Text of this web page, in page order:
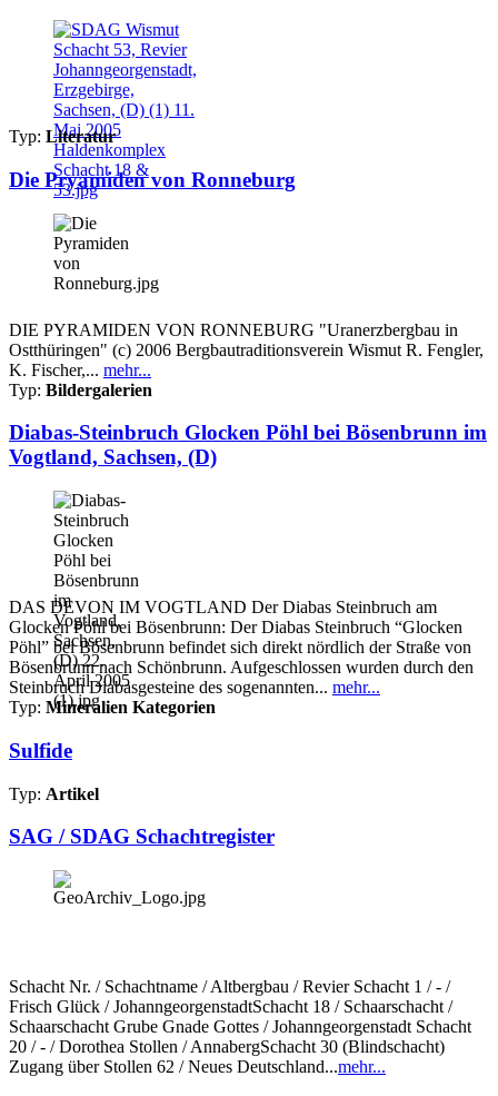
Typ: Literatur
Die Pryamiden von Ronneburg
DIE PYRAMIDEN VON RONNEBURG "Uranerzbergbau in
Ostthüringen" (c) 2006 Bergbautraditionsverein Wismut R. Fengler,
K. Fischer,... mehr...
Typ: Bildergalerien
Diabas-Steinbruch Glocken Pöhl bei Bösenbrunn im
Vogtland, Sachsen, (D)
DAS DEVON IM VOGTLAND Der Diabas Steinbruch am
Glocken Pöhl bei Bösenbrunn: Der Diabas Steinbruch “Glocken
Pöhl” bei Bösenbrunn befindet sich direkt nördlich der Straße von
Bösenbrunn nach Schönbrunn. Aufgeschlossen wurden durch den
Steinbruch Diabasgesteine des sogenannten... mehr...
Typ: Mineralien Kategorien
Sulfide
Typ: Artikel
SAG / SDAG Schachtregister
Schacht Nr. / Schachtname / Altbergbau / Revier Schacht 1 / - /
Frisch Glück / JohanngeorgenstadtSchacht 18 / Schaarschacht /
Schaarschacht Grube Gnade Gottes / Johanngeorgenstadt Schacht
20 / - / Dorothea Stollen / AnnabergSchacht 30 (Blindschacht)
Zugang über Stollen 62 / Neues Deutschland...mehr...